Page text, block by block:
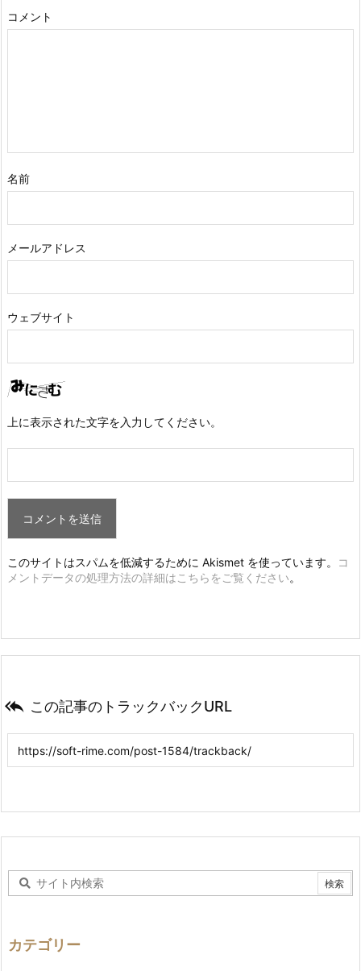
コメント
名前
メールアドレス
ウェブサイト
上に表示された文字を入力してください。
このサイトはスパムを低減するために Akismet を使っています。
コ
メントデータの処理方法の詳細はこちらをご覧ください。
 この記事のトラックバックURL
カテゴリー